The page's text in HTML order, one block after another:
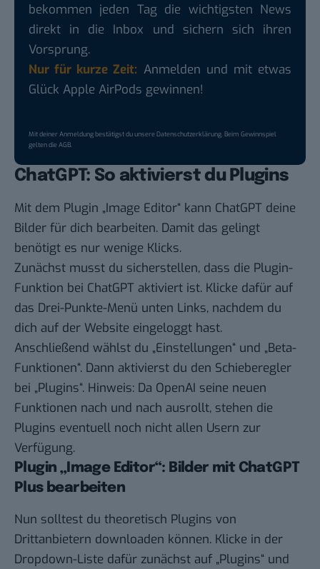
bekommen jeden Tag die wichtigsten News
direkt in die Inbox und sichern sich ihren
Vorsprung.
Nur für kurze Zeit: Anmelden und mit etwas
Glück Apple AirPods gewinnen!
Mit deiner Anmeldung bestätigst du unsereDatenschutzerklärung. Beim Gewinnspiel
gelten dieAGB.
ChatGPT: So aktivierst du Plugins
Mit dem Plugin „Image Editor“ kann ChatGPT deine
Bilder für dich bearbeiten. Damit das gelingt
benötigt es nur wenige Klicks.
Zunächst musst du sicherstellen, dass die Plugin-
Funktion bei ChatGPT aktiviert ist. Klicke dafür auf
das Drei-Punkte-Menü unten Links, nachdem du
dich auf der Website eingeloggt hast.
Anschließend wählst du „Einstellungen“ und „Beta-
Funktionen“. Dann aktivierst du den Schieberegler
bei „Plugins“. Hinweis: Da OpenAI seine neuen
Funktionen nach und nach ausrollt, stehen die
Plugins eventuell noch nicht allen Usern zur
Verfügung.
Plugin „Image Editor“: Bilder mit ChatGPT
Plus bearbeiten
Nun solltest du theoretisch Plugins von
Drittanbietern downloaden können. Klicke in der
Dropdown-Liste dafür zunächst auf „Plugins“ und